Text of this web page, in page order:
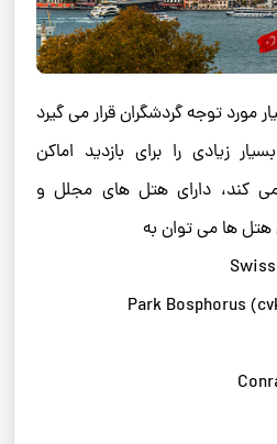
مورد توجه گردشگران قرار می گیرد
زیادی را برای بازدید اماکن
کند، دارای هتل های مجلل و
ها می توان به